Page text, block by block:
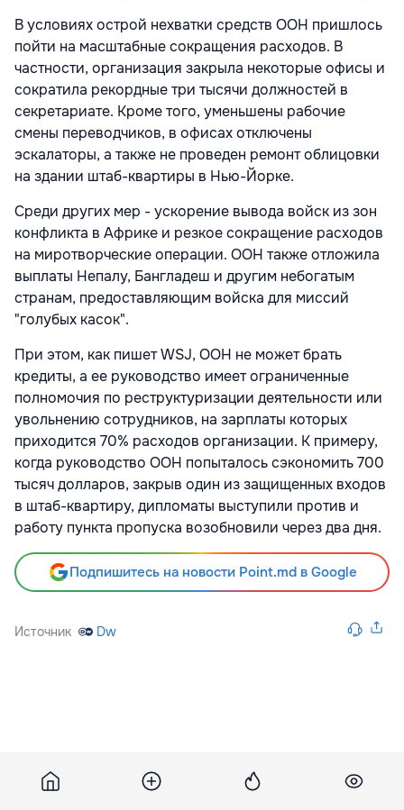
В условиях острой нехватки средств ООН пришлось
пойти на масштабные сокращения расходов. В
частности, организация закрыла некоторые офисы и
сократила рекордные три тысячи должностей в
секретариате. Кроме того, уменьшены рабочие
смены переводчиков, в офисах отключены
эскалаторы, а также не проведен ремонт облицовки
на здании штаб-квартиры в Нью-Йорке.
Среди других мер - ускорение вывода войск из зон
конфликта в Африке и резкое сокращение расходов
на миротворческие операции. ООН также отложила
выплаты Непалу, Бангладеш и другим небогатым
странам, предоставляющим войска для миссий
"голубых касок".
При этом, как пишет WSJ, ООН не может брать
кредиты, а ее руководство имеет ограниченные
полномочия по реструктуризации деятельности или
увольнению сотрудников, на зарплаты которых
приходится 70% расходов организации. К примеру,
когда руководство ООН попыталось сэкономить 700
тысяч долларов, закрыв один из защищенных входов
в штаб-квартиру, дипломаты выступили против и
работу пункта пропуска возобновили через два дня.
Подпишитесь на новости Point.md в Google
Источник Dw